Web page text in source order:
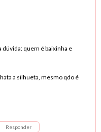
quem é baixinha e
a silhueta, mesmo qdo é
Responder